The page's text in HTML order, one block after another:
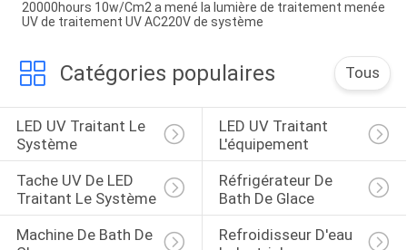
20000hours 10w/Cm2 a mené la lumière de traitement menée
UV de traitement UV AC220V de système
Catégories populaires Tous
LED UV Traitant Le
Système
LED UV Traitant
L'équipement
Tache UV De LED
Traitant Le Système
Réfrigérateur De
Bath De Glace
Machine De Bath De
Refroidisseur D'eau